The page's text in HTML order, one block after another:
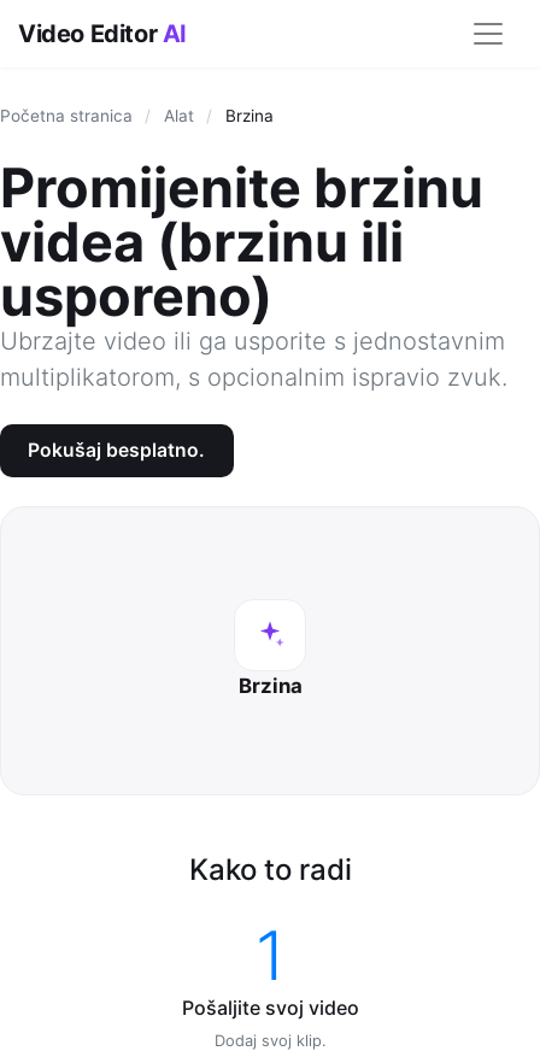
Video EditorAI
Početna stranica / Alat / Brzina
Promijenite brzinu
videa (brzinu ili
usporeno)
Ubrzajte video ili ga usporite s jednostavnim
multiplikatorom, s opcionalnim ispravio zvuk.
Pokušaj besplatno.
Brzina
Kako to radi
1
Pošaljite svoj video
Dodaj svoj klip.